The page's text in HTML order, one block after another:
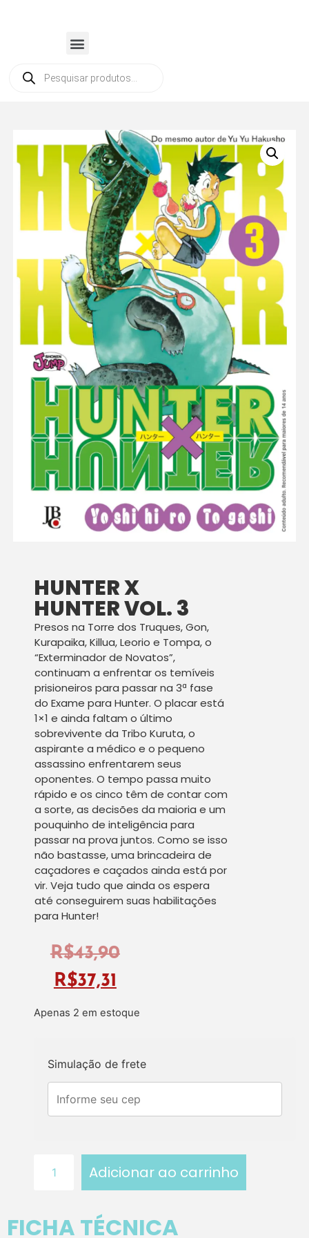
HUNTER X
HUNTER VOL. 3
Presos na Torre dos Truques, Gon,
Kurapaika, Killua, Leorio e Tompa, o
“Exterminador de Novatos”,
continuam a enfrentar os temíveis
prisioneiros para passar na 3ª fase
do Exame para Hunter. O placar está
1×1 e ainda faltam o último
sobrevivente da Tribo Kuruta, o
aspirante a médico e o pequeno
assassino enfrentarem seus
oponentes. O tempo passa muito
rápido e os cinco têm de contar com
a sorte, as decisões da maioria e um
pouquinho de inteligência para
passar na prova juntos. Como se isso
não bastasse, uma brincadeira de
caçadores e caçados ainda está por
vir. Veja tudo que ainda os espera
até conseguirem suas habilitações
para Hunter!
R$43,90
R$37,31
Apenas 2 em estoque
Simulação de frete
Adicionar ao carrinho
FICHA TÉCNICA